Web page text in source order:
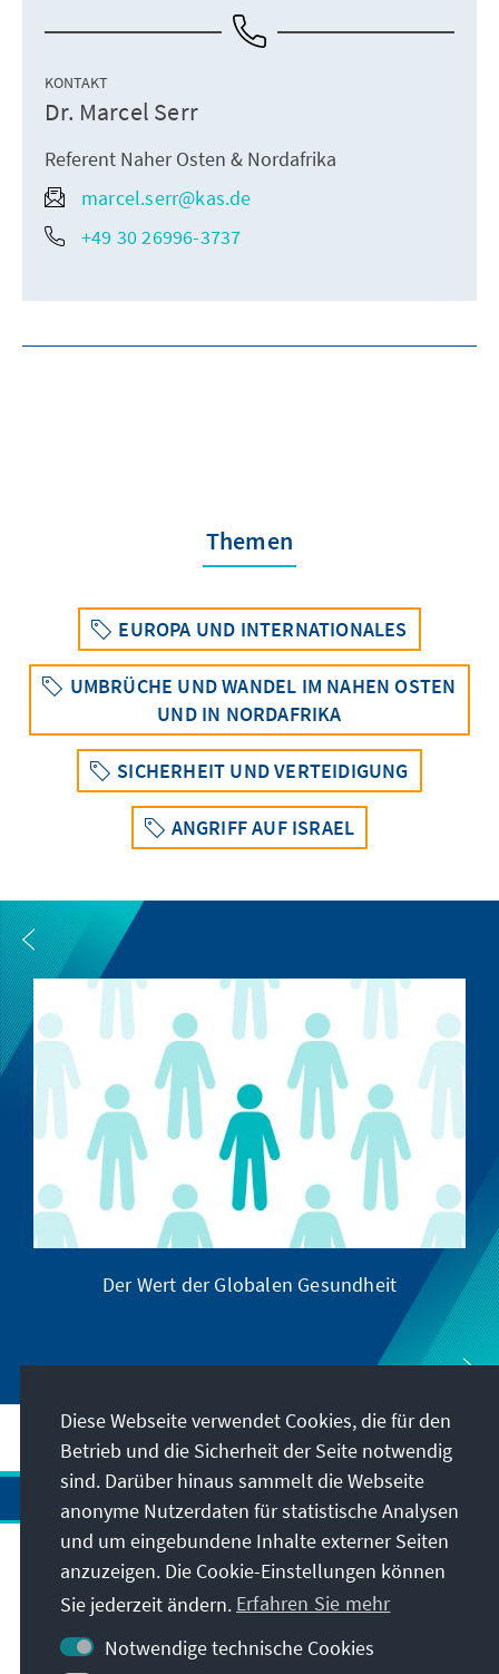
KONTAKT
Dr. Marcel Serr
Referent Naher Osten & Nordafrika
marcel.serr@kas.de
+49 30 26996-3737
Themen
EUROPA UND INTERNATIONALES
UMBRÜCHE UND WANDEL IM NAHEN OSTEN
UND IN NORDAFRIKA
SICHERHEIT UND VERTEIDIGUNG
ANGRIFF AUF ISRAEL
Der Wert der Globalen Gesundheit
Anschrift
Kontakt
Diese Webseite verwendet Cookies, die für den
Betrieb und die Sicherheit der Seite notwendig
sind. Darüber hinaus sammelt die Webseite
anonyme Nutzerdaten für statistische Analysen
und um eingebundene Inhalte externer Seiten
anzuzeigen. Die Cookie-Einstellungen können
Sie jederzeit ändern. Erfahren Sie mehr
Notwendige technische Cookies